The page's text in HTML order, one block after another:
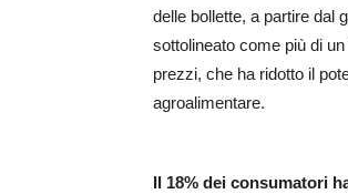
delle bollette, a partire dal
sottolineato come più di
prezzi, che ha ridotto il
agroalimentare.
Il 18% dei consumatori